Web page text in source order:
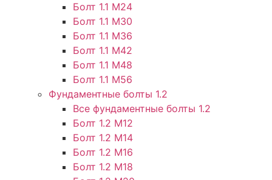
Болт 1.1 М24
Болт 1.1 М30
Болт 1.1 М36
Болт 1.1 М42
Болт 1.1 М48
Болт 1.1 М56
Фундаментные болты 1.2
Все фундаментные болты 1.2
Болт 1.2 М12
Болт 1.2 М14
Болт 1.2 М16
Болт 1.2 М18